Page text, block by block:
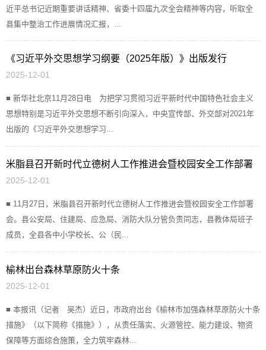
近平总书记近期重要讲话精神、省委十四届九次全会精神等内容，听取全
县集中整治工作进展情况汇报，...
《习近平外交思想学习纲要（2025年版）》出版发行
2025-12-01
■ 新华社北京11月28日电 为把学习贯彻习近平新时代中国特色社会主义
思想特别是习近平外交思想不断引向深入，中央宣传部、外交部对2021年
出版的《习近平外交思想学习...
米脂县召开新时代立德树人工作推进会暨校园安全工作部署
会
2025-12-01
■ 11月27日，米脂县召开新时代立德树人工作推进会暨校园安全工作部署
会。县公安局、住建局、应急局、消防大队分管负责同志，县教体局班子
成员，全县各中小学校长、公（民...
榆林出台森林草原防火十条
2025-12-01
■ 本报讯（记者 吴杰）近日，市政府出台《榆林市加强森林草原防火十条
措施》（以下简称《措施》），从责任落实、火源管控、能力建设、物资
保障等方面综合施策，全力筑牢森林...